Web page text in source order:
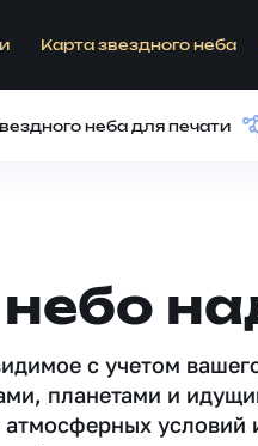
Карта звездного неба
неба для печати
c учетом
планетами и
условий